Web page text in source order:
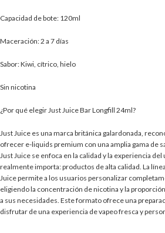
Capacidad de bote: 120ml
Maceración: 2 a 7 días
Sabor: Kiwi, cítrico, hielo
Sin nicotina
¿Por qué elegir Just Juice Bar Longfill 24ml?
Just Juice es una marca británica galardonada,
ofrecer e-liquids premium con una amplia gama de
Just Juice se enfoca en la calidad y la experiencia
realmente importa: productos de alta calidad. La
Juice permite a los usuarios personalizar
eligiendo la concentración de nicotina y la
a sus necesidades. Este formato ofrece una
disfrutar de una experiencia de vapeo fresca y